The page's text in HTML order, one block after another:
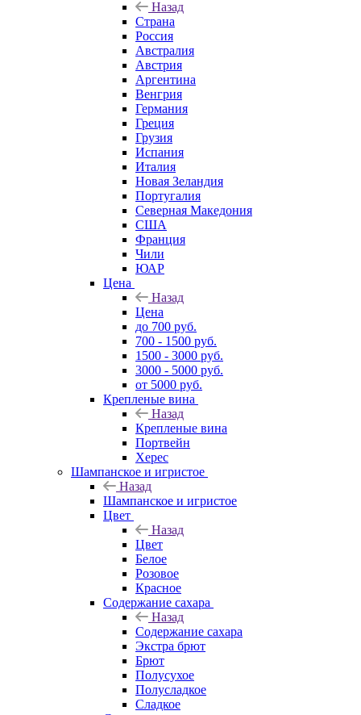
Назад
Страна
Россия
Австралия
Австрия
Аргентина
Венгрия
Германия
Греция
Грузия
Испания
Италия
Новая Зеландия
Португалия
Северная Македония
США
Франция
Чили
ЮАР
Цена
Назад
Цена
до 700 руб.
700 - 1500 руб.
1500 - 3000 руб.
3000 - 5000 руб.
от 5000 руб.
Крепленые вина
Назад
Крепленые вина
Портвейн
Херес
Шампанское и игристое
Назад
Шампанское и игристое
Цвет
Назад
Цвет
Белое
Розовое
Красное
Содержание сахара
Назад
Содержание сахара
Экстра брют
Брют
Полусухое
Полусладкое
Сладкое